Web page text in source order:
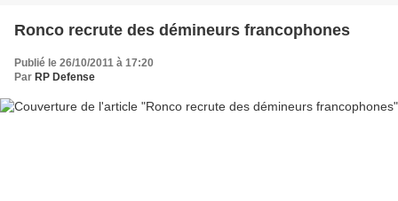
Ronco recrute des démineurs francophones
Publié le 26/10/2011 à 17:20
Par RP Defense